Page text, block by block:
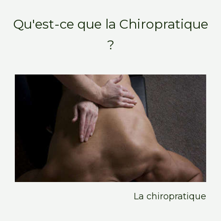
Qu'est-ce que la Chiropratique
?
La chiropratique